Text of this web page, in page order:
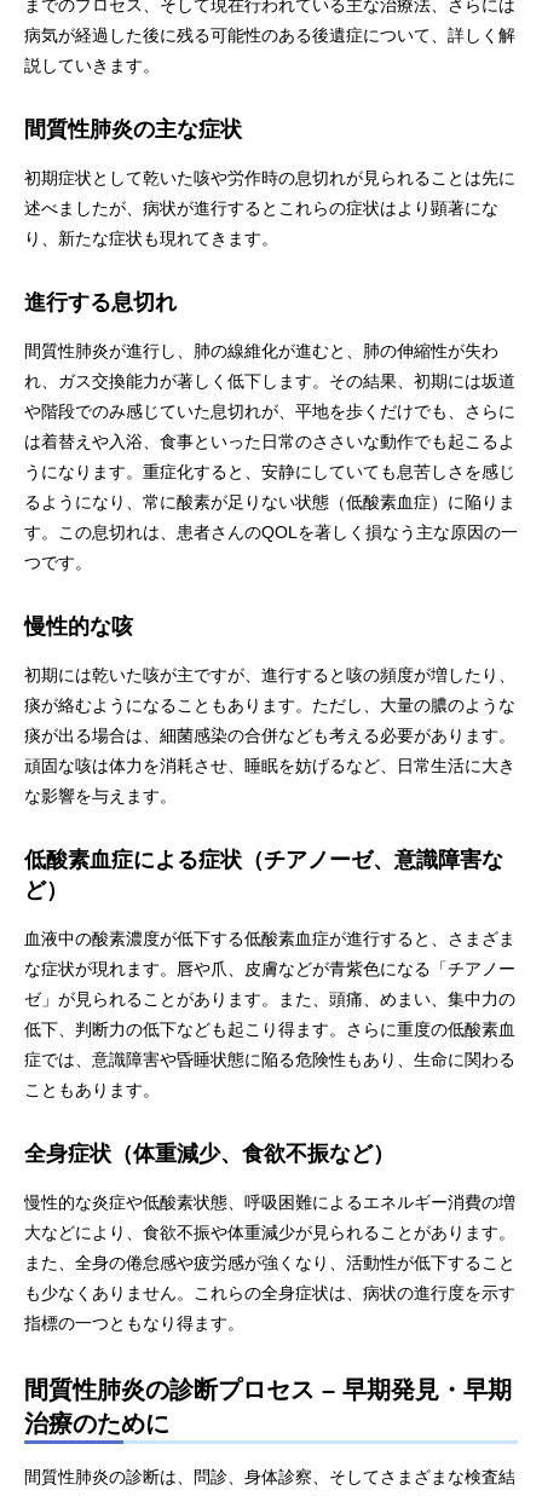
までのプロセス、そして現在行われている主な治療法、さらには
病気が経過した後に残る可能性のある後遺症について、詳しく解
説していきます。
間質性肺炎の主な症状
初期症状として乾いた咳や労作時の息切れが見られることは先に
述べましたが、病状が進行するとこれらの症状はより顕著にな
り、新たな症状も現れてきます。
進行する息切れ
間質性肺炎が進行し、肺の線維化が進むと、肺の伸縮性が失わ
れ、ガス交換能力が著しく低下します。その結果、初期には坂道
や階段でのみ感じていた息切れが、平地を歩くだけでも、さらに
は着替えや入浴、食事といった日常のささいな動作でも起こるよ
うになります。重症化すると、安静にしていても息苦しさを感じ
るようになり、常に酸素が足りない状態（低酸素血症）に陥りま
す。この息切れは、患者さんのQOLを著しく損なう主な原因の一
つです。
慢性的な咳
初期には乾いた咳が主ですが、進行すると咳の頻度が増したり、
痰が絡むようになることもあります。ただし、大量の膿のような
痰が出る場合は、細菌感染の合併なども考える必要があります。
頑固な咳は体力を消耗させ、睡眠を妨げるなど、日常生活に大き
な影響を与えます。
低酸素血症による症状（チアノーゼ、意識障害な
ど）
血液中の酸素濃度が低下する低酸素血症が進行すると、さまざま
な症状が現れます。唇や爪、皮膚などが青紫色になる「チアノー
ゼ」が見られることがあります。また、頭痛、めまい、集中力の
低下、判断力の低下なども起こり得ます。さらに重度の低酸素血
症では、意識障害や昏睡状態に陥る危険性もあり、生命に関わる
こともあります。
全身症状（体重減少、食欲不振など）
慢性的な炎症や低酸素状態、呼吸困難によるエネルギー消費の増
大などにより、食欲不振や体重減少が見られることがあります。
また、全身の倦怠感や疲労感が強くなり、活動性が低下すること
も少なくありません。これらの全身症状は、病状の進行度を示す
指標の一つともなり得ます。
間質性肺炎の診断プロセス – 早期発見・早期
治療のために
間質性肺炎の診断は、問診、身体診察、そしてさまざまな検査結